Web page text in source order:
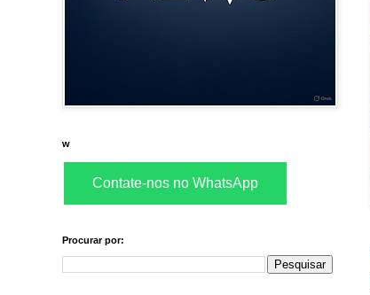
w
Contate-nos no WhatsApp
Procurar por: